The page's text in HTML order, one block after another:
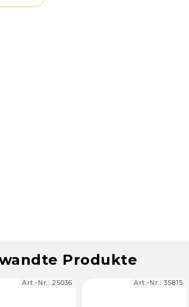
Produkte
Art.-Nr.:35815 Art.-Nr.:98456